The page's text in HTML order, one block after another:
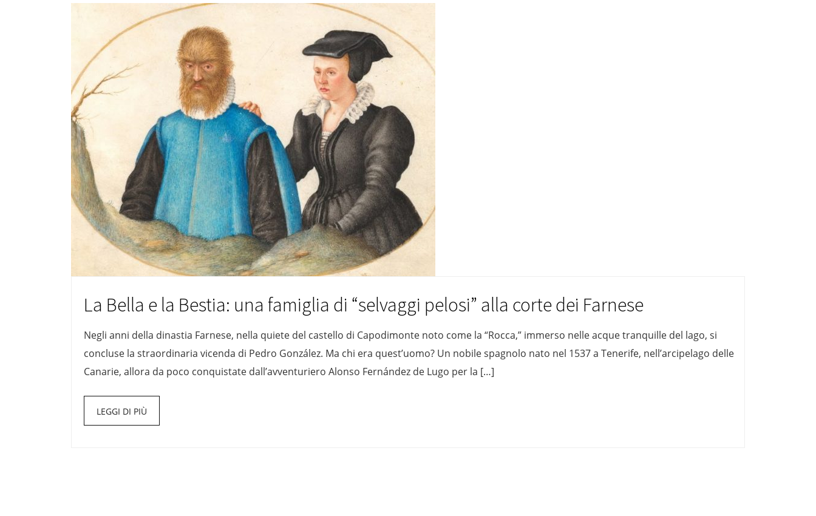
La Bella e la Bestia: una famiglia di “selvaggi pelosi” alla corte dei Farnese
Negli anni della dinastia Farnese, nella quiete del castello di Capodimonte noto come la “Rocca,” immerso nelle acque tranquille del lago, si
concluse la straordinaria vicenda di Pedro González. Ma chi era quest’uomo? Un nobile spagnolo nato nel 1537 a Tenerife, nell’arcipelago delle
Canarie, allora da poco conquistate dall’avventuriero Alonso Fernández de Lugo per la […]
LEGGI DI PIÙ